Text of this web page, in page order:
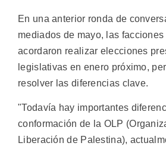
En una anterior ronda de
mediados de mayo, las
acordaron realizar elecciones
legislativas en enero próximo,
resolver las diferencias clave.
"Todavía hay importantes
conformación de la OLP
Liberación de Palestina),